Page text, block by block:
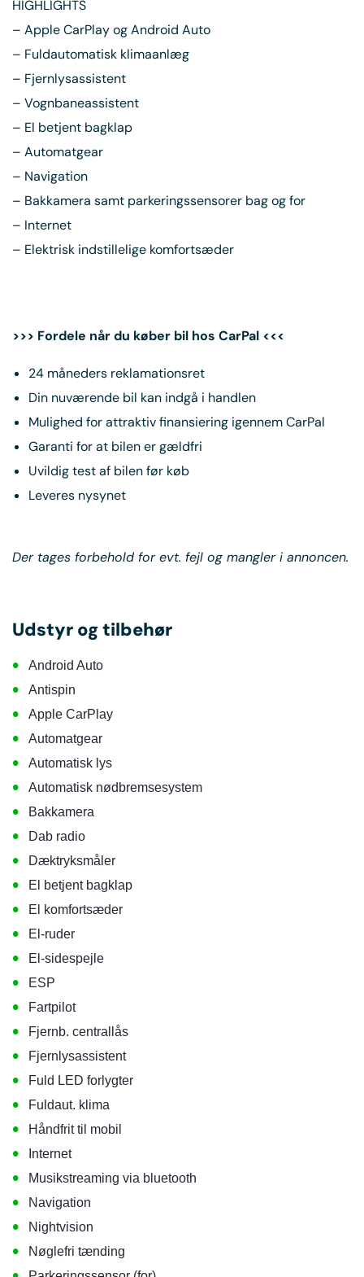
HIGHLIGHTS
– Apple CarPlay og Android Auto
– Fuldautomatisk klimaanlæg
– Fjernlysassistent
– Vognbaneassistent
– El betjent bagklap
– Automatgear
– Navigation
– Bakkamera samt parkeringssensorer bag og for
– Internet
– Elektrisk indstillelige komfortsæder
>>> Fordele når du køber bil hos CarPal <<<
24 måneders reklamationsret
Din nuværende bil kan indgå i handlen
Mulighed for attraktiv finansiering igennem CarPal
Garanti for at bilen er gældfri
Uvildig test af bilen før køb
Leveres nysynet
Der tages forbehold for evt. fejl og mangler i annoncen.
Udstyr og tilbehør
• Android Auto
• Antispin
• Apple CarPlay
• Automatgear
• Automatisk lys
• Automatisk nødbremsesystem
• Bakkamera
• Dab radio
• Dæktryksmåler
• El betjent bagklap
• El komfortsæder
• El-ruder
• El-sidespejle
• ESP
• Fartpilot
• Fjernb. centrallås
• Fjernlysassistent
• Fuld LED forlygter
• Fuldaut. klima
• Håndfrit til mobil
• Internet
• Musikstreaming via bluetooth
• Navigation
• Nightvision
• Nøglefri tænding